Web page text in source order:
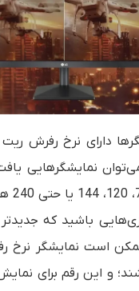
می‌توان نمایشگرهایی
باشید که جدیدتر
و این رقم برای